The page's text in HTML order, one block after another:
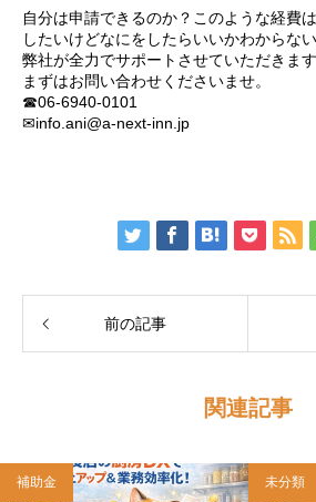
自分は申請できるのか？このような経費
したいけどなにをしたらいいかわからな
弊社が全力でサポートさせていただきます
まずはお問い合わせくださいませ。
☎06-6940-0101
✉info.ani@a-next-inn.jp
前の記事
関連記事
補助金 未分類